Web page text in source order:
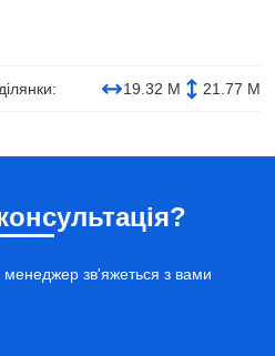
19.32 М 21.77 М
менеджер зв'яжеться з вами